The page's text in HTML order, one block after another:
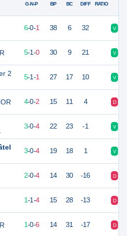
2
G-N-P BP BC DIFF RATIO
6-0-1 38 6 32 V
5-1-0 30 9 21 V
7 5-1-1 27 17 10 V
6 4-0-2 15 11 4 D
3-0-4 22 23 -1 V
7 3-0-4 19 18 1 V
2-0-4 14 30 -16 D
1-1-4 15 28 -13 D
1-0-6 14 31 -17 D